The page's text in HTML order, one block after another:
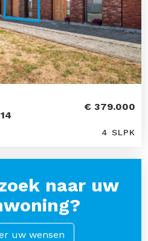
€ 379.000
4 SLPK
naar uw
uw wensen